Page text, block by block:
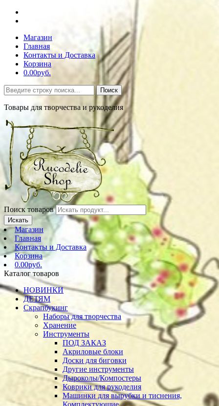
Магазин
Главная
Контакты и Доставка
Корзина
0.00руб.
Поиск
Товары для творчества и рукоделия
Поиск товаров
Искать
Магазин
Главная
Контакты и Доставка
Корзина
0.00руб.
Каталог товаров
НОВИНКИ
ДЕТЯМ
Скрапбукинг
Наборы для творчества
Хранение
Инструменты
ПОД ЗАКАЗ
Акриловые блоки
Доски для биговки
Другие инструменты
Дыроколы/Компостеры
Коврики для рукоделия
Машинки для вырубки и тиснения,
Комплектующие